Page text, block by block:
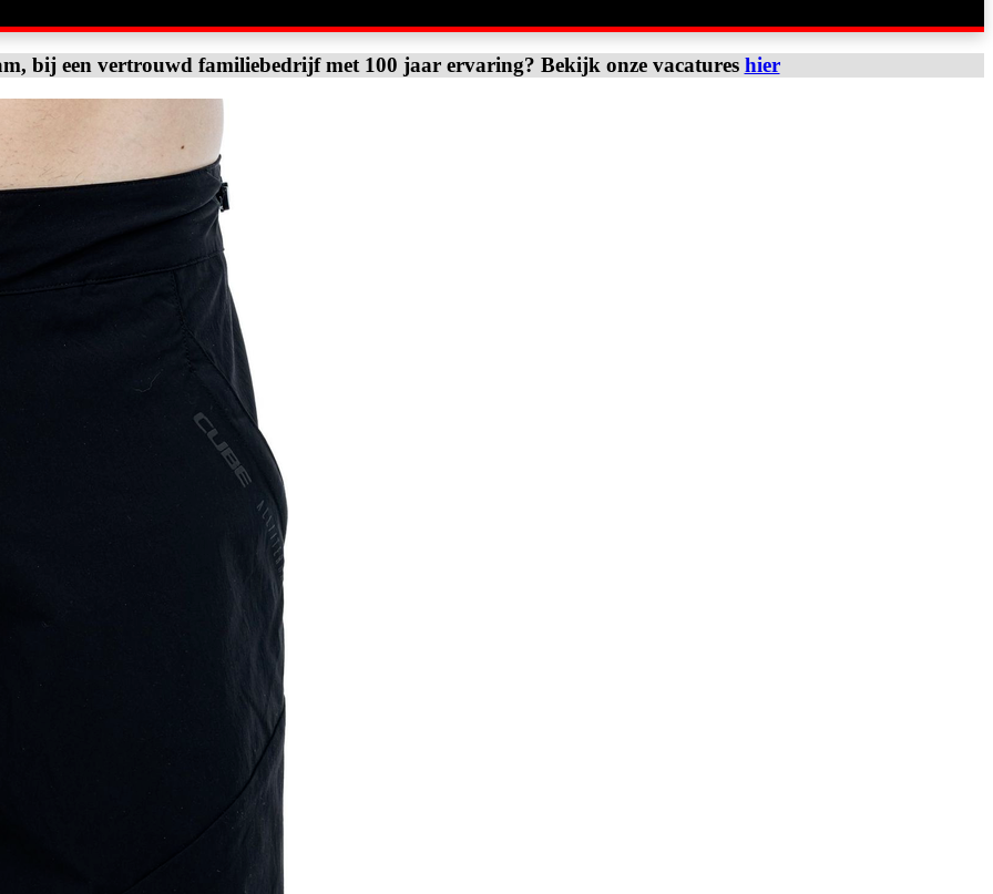
bij een vertrouwd familiebedrijf met 100 jaar ervaring? Bekijk onze vacatures hier